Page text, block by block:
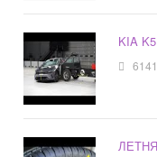
KIA
6141